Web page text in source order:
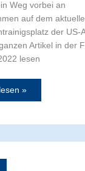
Weg vorbei an
auf dem
der US-
Artikel in der
lesen
»